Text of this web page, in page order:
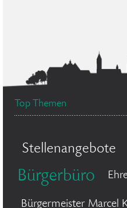
Top Themen
Stellenangebote
Bürgerbüro
Bürgermeister Marcel